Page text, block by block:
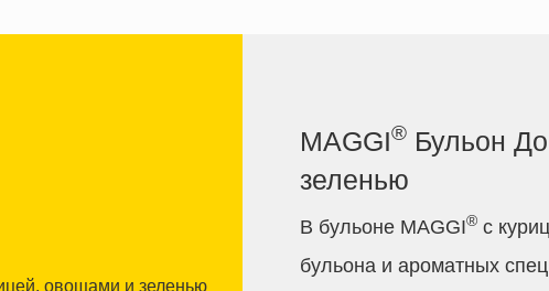
MAGGI® Бульон
зеленью
В бульоне MAGGI® с
бульона и ароматных